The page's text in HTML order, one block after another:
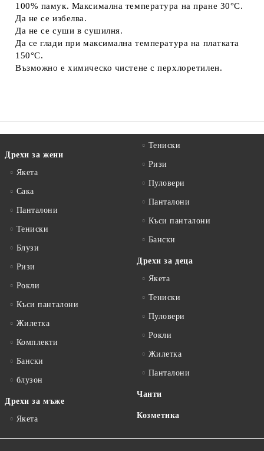
100% памук. Максимална температура на пране 30°C.
Да не се избелва.
Да не се суши в сушилня.
Да се глади при максимална температура на платката
150°C.
Възможно е химическо чистене с перхлоретилен.
Дрехи за жени
Якета
Сакa
Панталони
Тениски
Блузи
Ризи
Рокли
Къси панталони
Жилетка
Комплекти
Бански
блузон
Дрехи за мъже
Якета
Тениски
Ризи
Пуловери
Панталони
Къси панталони
Бански
Дрехи за деца
Якета
Тениски
Пуловери
Рокли
Жилетка
Панталони
Чанти
Козметика